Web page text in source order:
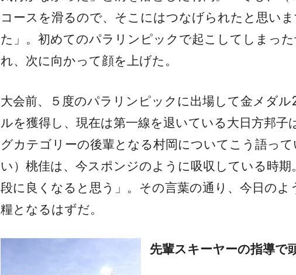
コースを滑るので、そこにはつなげられたと思い
た」。初めてのパラリンピックで起こしてしまっ
れ、次に向かって顔を上げた。
大会前、５度のパラリンピックに出場して金メダ
ルを獲得し、現在は第一線を退いている大日方邦子
グカテゴリーの後輩となる村岡についてこう語っ
い）桃佳は、今スポンジのように吸収している時
段に良くなると思う」。その言葉の通り、今日のよ
糧となるはずだ。
先輩スキーヤーの指導で